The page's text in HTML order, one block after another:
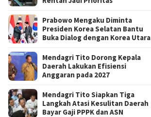
Prabowo Mengaku Diminta
Presiden Korea Selatan Bantu
Buka Dialog dengan Korea Utara
Mendagri Tito Dorong Kepala
Daerah Lakukan Efisiensi
Anggaran pada 2027
Mendagri Tito Siapkan Tiga
Langkah Atasi Kesulitan Daerah
Bayar Gaji PPPK dan ASN